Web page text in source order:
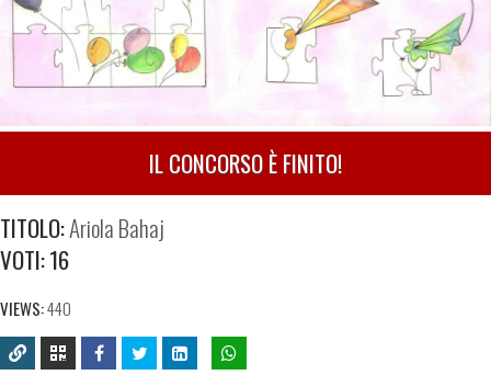
IL CONCORSO È FINITO!
TITOLO:Ariola Bahaj
VOTI:16
VIEWS:440